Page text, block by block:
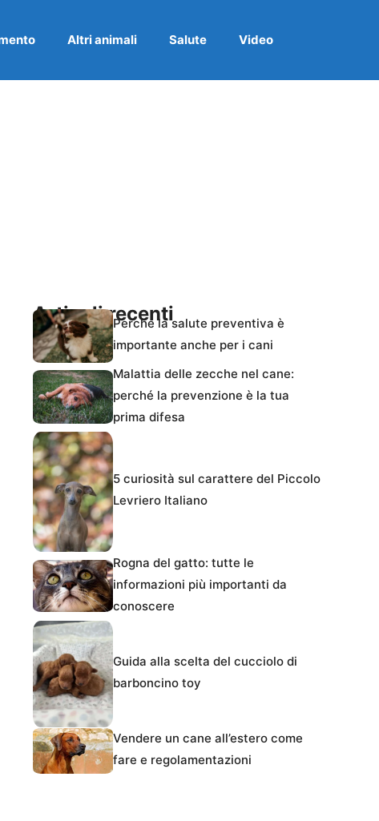
Altri animali Salute Video
Articoli recentiPerché la salute preventiva è
importante anche per i cani
Malattia delle zecche nel cane:
perché la prevenzione è la tua
prima difesa
5 curiosità sul carattere del Piccolo
Levriero Italiano
Rogna del gatto: tutte le
informazioni più importanti da
conoscere
Guida alla scelta del cucciolo di
barboncino toy
Vendere un cane all’estero come
fare e regolamentazioni